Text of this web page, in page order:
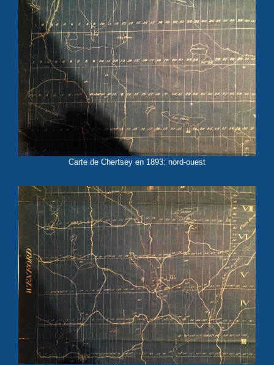
Carte de Chertsey en 1893: nord-ouest